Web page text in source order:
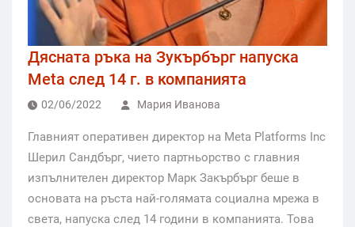
Дясната ръка на Зукърбърг напуска
Meta след 14 г. в компанията
02/06/2022 Мария Иванова
Главният оперативен директор на Meta Platforms Inc
Шерил Сандбърг, чието партньорство с главния
изпълнителен директор Марк Закърбърг беше в
основата на ръста най-голямата социална мрежа в
света, напуска след 14 години в компанията. Това